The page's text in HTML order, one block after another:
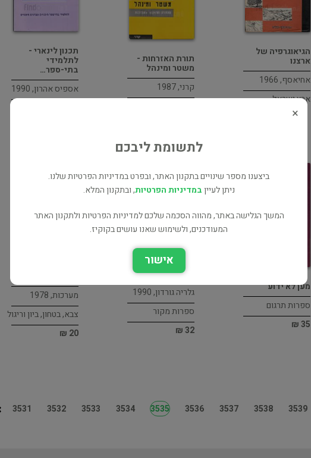
הגיאוגרפיה של
ארצנו
אחיאסף, 1966
ארץ ישראל
תורת האזרחות -
משטר ומינהל
קרני, 1987
תכנון לינארי -
לתלמידי
בתי-ספר…
אספיס אהרון, 1990
מען לא ידוע
ספרות תרגום
35 ₪
חדרים מס' 9
גלריה גורדון, 1990
ספרות מקור
32 ₪
מערכות, 1978
צבא, בטחון, ביון וריגול
20 ₪
3531 3532 3533 3534 3535 3536 3537 3538 3539
×
לתשומת ליבכם
ביצענו מספר שינויים בתקנון האתר, ובפרט במדיניות הפרטיות שלנו.
ניתן לעייןבמדיניות הפרטיות, ובתקנון המלא.
המשך הגלישה באתר, מהווה הסכמה שלכם למדיניות הפרטיות ולתקנון האתר
המעודכנים, ולשימוש שאנו עושים בקוקיז.
אישור